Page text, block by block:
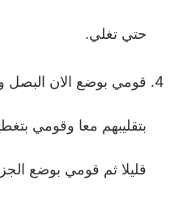
حتي تغلي.
قومي بوضع الان البصل
قليلا ثم قومي بوضع